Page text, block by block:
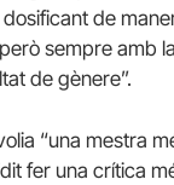
de
sempre amb
de gènere”.
“una mestra
fer una crítica